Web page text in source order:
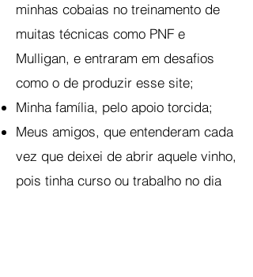
minhas cobaias no treinamento de
muitas técnicas como PNF e
Mulligan, e entraram em desafios
como o de produzir esse site;
Minha família, pelo apoio torcida;
Meus amigos, que entenderam cada
vez que deixei de abrir aquele vinho,
pois tinha curso ou trabalho no dia